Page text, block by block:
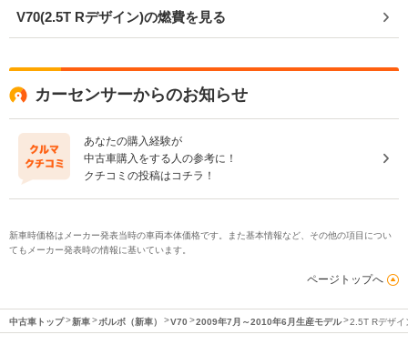
V70(2.5T Rデザイン)の燃費を見る
カーセンサーからのお知らせ
あなたの購入経験が
中古車購入をする人の参考に！
クチコミの投稿はコチラ！
新車時価格はメーカー発表当時の車両本体価格です。また基本情報など、その他の項目につい
てもメーカー発表時の情報に基いています。
ページトップへ
中古車トップ 新車 ボルボ（新車） V70 2009年7月～2010年6月生産モデル 2.5T Rデザイ